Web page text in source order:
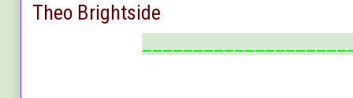
Theo Brightside